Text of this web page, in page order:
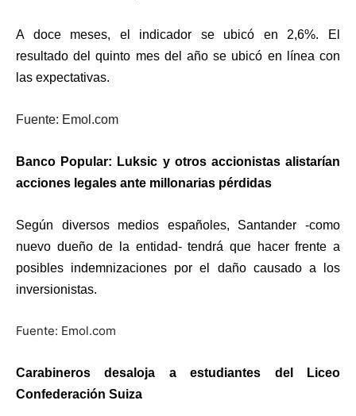
A doce meses, el indicador se ubicó en 2,6%. El
resultado del quinto mes del año se ubicó en línea con
las expectativas.
Fuente: Emol.com
Banco Popular: Luksic y otros accionistas alistarían
acciones legales ante millonarias pérdidas
Según diversos medios españoles, Santander -como
nuevo dueño de la entidad- tendrá que hacer frente a
posibles indemnizaciones por el daño causado a los
inversionistas.
Fuente: Emol.com
Carabineros desaloja a estudiantes del Liceo
Confederación Suiza